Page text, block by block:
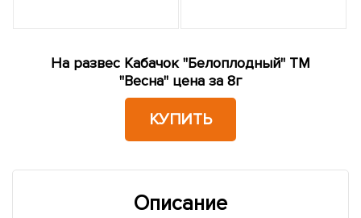
На развес Кабачок "Белоплодный" ТМ
"Весна" цена за 8г
КУПИТЬ
Описание